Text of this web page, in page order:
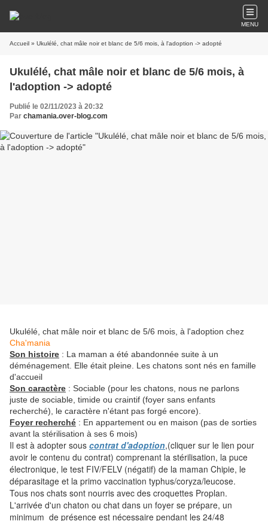
MENU
Accueil » Ukulélé, chat mâle noir et blanc de 5/6 mois, à l'adoption -> adopté
Ukulélé, chat mâle noir et blanc de 5/6 mois, à
l'adoption -> adopté
Publié le 02/11/2023 à 20:32
Par chamania.over-blog.com
Ukulélé, chat mâle noir et blanc de 5/6 mois, à l'adoption chez
Cha'mania
Son histoire : La maman a été abandonnée suite à un
déménagement. Elle était pleine. Les chatons sont nés en famille
d'accueil
Son caractère : Sociable (pour les chatons, nous ne parlons
juste de sociable, timide ou craintif (foyer sans enfants
recherché), le caractère n'étant pas forgé encore).
Foyer recherché : En appartement ou en maison (pas de sorties
avant la stérilisation à ses 6 mois)
Il est à adopter sous contrat d'adoption,(cliquer sur le lien pour
avoir le contenu du contrat) comprenant la stérilisation, la puce
électronique, le test FIV/FELV (négatif) de la maman Chipie, le
déparasitage et la primo vaccination typhus/coryza/leucose.
Tous nos chats sont nourris avec des croquettes Proplan.
L'arrivée d'un chaton ou chat dans un foyer se prépare, un
minimum de présence est nécessaire pendant les 24/48